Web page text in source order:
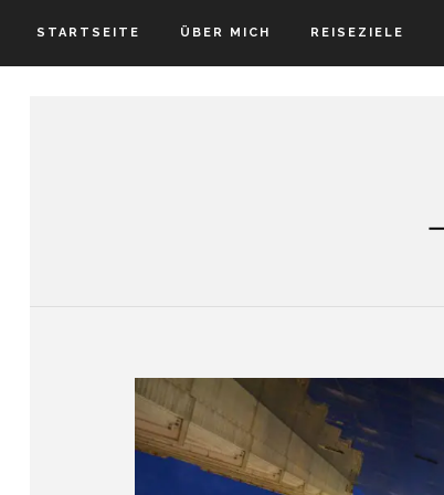
STARTSEITE ÜBER MICH REISEZIELE